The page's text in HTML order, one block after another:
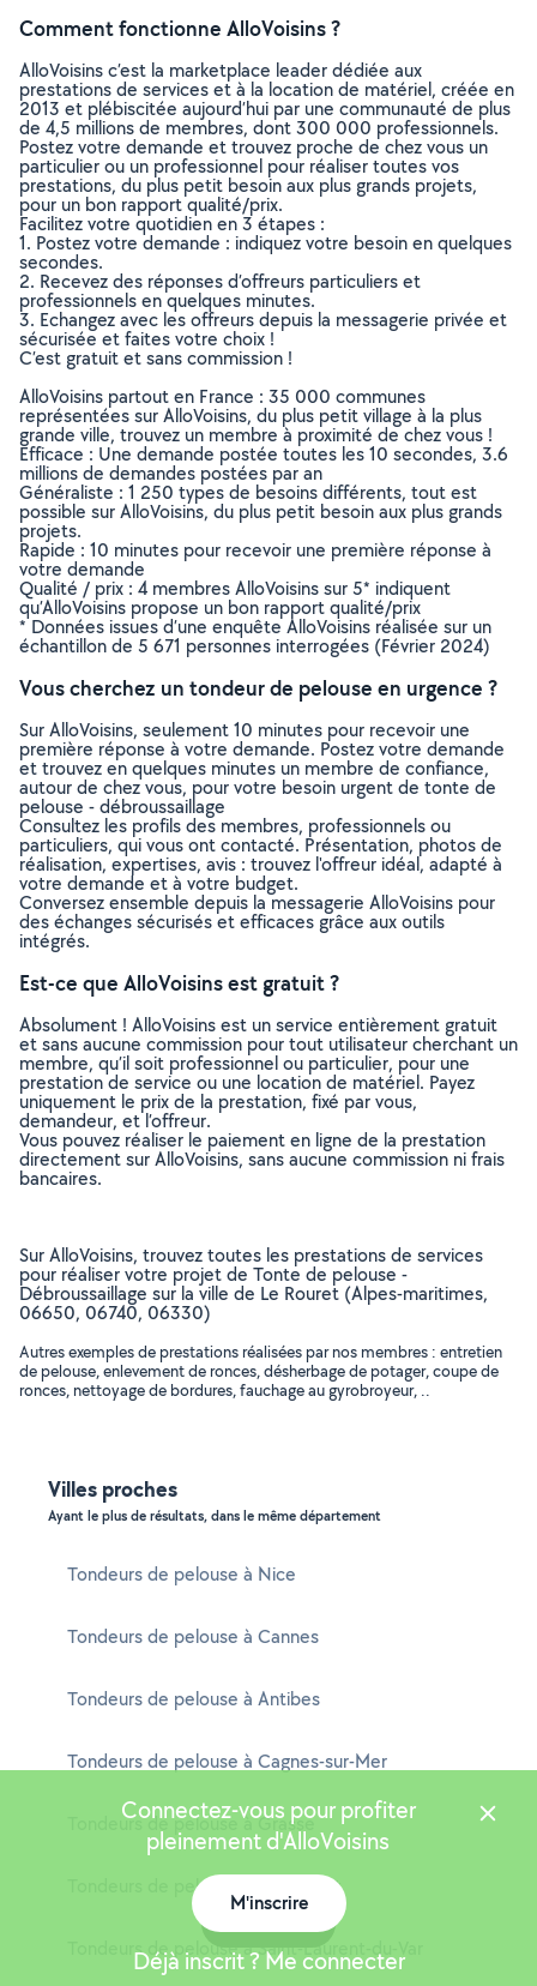
Comment fonctionne AlloVoisins ?
AlloVoisins c’est la marketplace leader dédiée aux
prestations de services et à la location de matériel, créée en
2013 et plébiscitée aujourd’hui par une communauté de plus
de 4,5 millions de membres, dont 300 000 professionnels.
Postez votre demande et trouvez proche de chez vous un
particulier ou un professionnel pour réaliser toutes vos
prestations, du plus petit besoin aux plus grands projets,
pour un bon rapport qualité/prix.
Facilitez votre quotidien en 3 étapes :
1. Postez votre demande : indiquez votre besoin en quelques
secondes.
2. Recevez des réponses d’offreurs particuliers et
professionnels en quelques minutes.
3. Echangez avec les offreurs depuis la messagerie privée et
sécurisée et faites votre choix !
C’est gratuit et sans commission !
AlloVoisins partout en France : 35 000 communes
représentées sur AlloVoisins, du plus petit village à la plus
grande ville, trouvez un membre à proximité de chez vous !
Efficace : Une demande postée toutes les 10 secondes, 3.6
millions de demandes postées par an
Généraliste : 1 250 types de besoins différents, tout est
possible sur AlloVoisins, du plus petit besoin aux plus grands
projets.
Rapide : 10 minutes pour recevoir une première réponse à
votre demande
Qualité / prix : 4 membres AlloVoisins sur 5* indiquent
qu’AlloVoisins propose un bon rapport qualité/prix
* Données issues d’une enquête AlloVoisins réalisée sur un
échantillon de 5 671 personnes interrogées (Février 2024)
Vous cherchez un tondeur de pelouse en urgence ?
Sur AlloVoisins, seulement 10 minutes pour recevoir une
première réponse à votre demande. Postez votre demande
et trouvez en quelques minutes un membre de confiance,
autour de chez vous, pour votre besoin urgent de tonte de
pelouse - débroussaillage
Consultez les profils des membres, professionnels ou
particuliers, qui vous ont contacté. Présentation, photos de
réalisation, expertises, avis : trouvez l'offreur idéal, adapté à
votre demande et à votre budget.
Conversez ensemble depuis la messagerie AlloVoisins pour
des échanges sécurisés et efficaces grâce aux outils
intégrés.
Est-ce que AlloVoisins est gratuit ?
Absolument ! AlloVoisins est un service entièrement gratuit
et sans aucune commission pour tout utilisateur cherchant un
membre, qu’il soit professionnel ou particulier, pour une
prestation de service ou une location de matériel. Payez
uniquement le prix de la prestation, fixé par vous,
demandeur, et l’offreur.
Vous pouvez réaliser le paiement en ligne de la prestation
directement sur AlloVoisins, sans aucune commission ni frais
bancaires.
Sur AlloVoisins, trouvez toutes les prestations de services
pour réaliser votre projet de Tonte de pelouse -
Débroussaillage sur la ville de Le Rouret (Alpes-maritimes,
06650, 06740, 06330)
Autres exemples de prestations réalisées par nos membres : entretien
de pelouse, enlevement de ronces, désherbage de potager, coupe de
ronces, nettoyage de bordures, fauchage au gyrobroyeur, ..
Villes proches
Ayant le plus de résultats, dans le même département
Tondeurs de pelouse à Nice
Tondeurs de pelouse à Cannes
Tondeurs de pelouse à Antibes
Tondeurs de pelouse à Cagnes-sur-Mer
Tondeurs de pelouse à Grasse
Tondeurs de pelouse à Le Cannet
Tondeurs de pelouse à Saint-Laurent-du-Var
Connectez-vous pour profiter
pleinement d'AlloVoisins
M'inscrire
Déjà inscrit ? Me connecter